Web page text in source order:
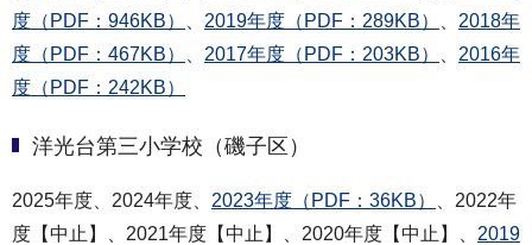
度（PDF：946KB）
2019年度（PDF：289KB）
2018年
度（PDF：467KB）
2017年度（PDF：203KB）
2016年
度（PDF：242KB）
洋光台第三小学校（磯子区）
2025年度、2024年度、 2023年度（PDF：36KB）
、2022年
度【中止】、2021年度【中止】、2020年度【中止】、 2019